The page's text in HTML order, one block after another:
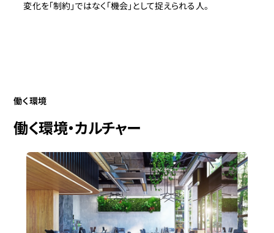
変化を「制約」ではなく「機会」として捉えられる人。
働く環境
働く環境・カルチャー